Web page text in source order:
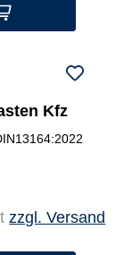
Kfz
zzgl. Versand